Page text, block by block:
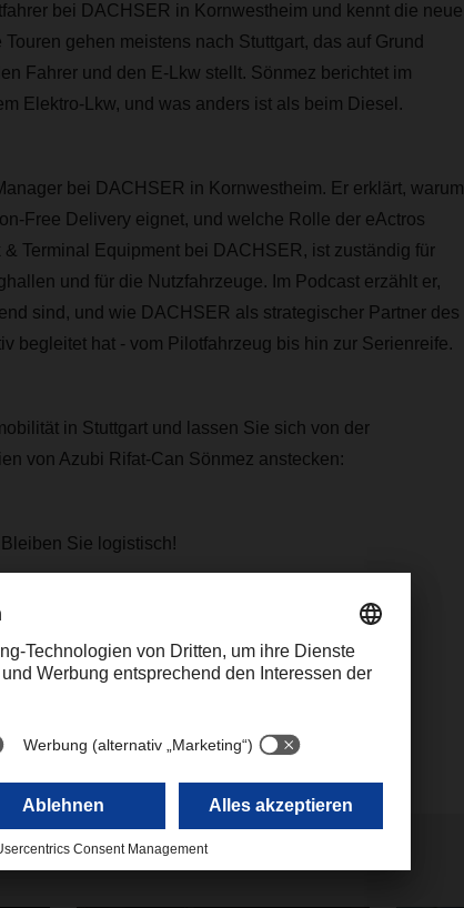
bei DACHSER in Kornwestheim und kennt die neue
gehen meistens nach Stuttgart, das auf Grund
Fahrer und den E-Lkw stellt. Sönmez berichtet im
Elektro-Lkw, und was anders ist als beim Diesel.
bei DACHSER in Kornwestheim. Er erklärt, warum
Free Delivery eignet, und welche Rolle der eActros
Terminal Equipment bei DACHSER, ist zuständig für
und für die Nutzfahrzeuge. Im Podcast erzählt er,
sind, und wie DACHSER als strategischer Partner des
begleitet hat - vom Pilotfahrzeug bis hin zur Serienreife.
in Stuttgart und lassen Sie sich von der
von Azubi Rifat-Can Sönmez anstecken:
Sie logistisch!
podcast.kempten@dachser.com